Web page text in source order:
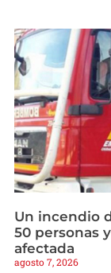
Un incendio
50 personas
afectada
agosto 7, 2026